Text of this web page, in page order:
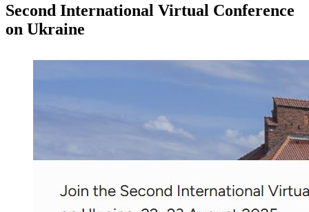
Second International Virtual Conference
on Ukraine